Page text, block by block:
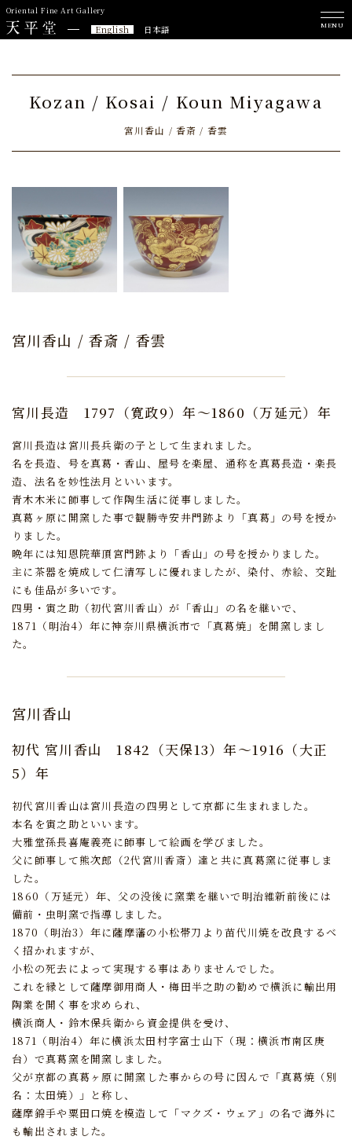
Oriental Fine Art Gallery
English 日本語 MENU
Kozan / Kosai / Koun Miyagawa
宮川香山 / 香斎 / 香雲
宮川香山 / 香斎 / 香雲
宮川長造 1797（寛政9）年～1860（万延元）年
宮川長造は宮川長兵衛の子として生まれました。
名を長造、号を真葛・香山、屋号を楽屋、通称を真葛長造・楽長
造、法名を妙性法月といいます。
青木木米に師事して作陶生活に従事しました。
真葛ヶ原に開窯した事で観勝寺安井門跡より「真葛」の号を授か
りました。
晩年には知恩院華頂宮門跡より「香山」の号を授かりました。
主に茶器を焼成して仁清写しに優れましたが、染付、赤絵、交趾
にも佳品が多いです。
四男・寅之助（初代宮川香山）が「香山」の名を継いで、
1871（明治4）年に神奈川県横浜市で「真葛焼」を開窯しまし
た。
宮川香山
初代 宮川香山1842（天保13）年～1916（大正
5）年
初代宮川香山は宮川長造の四男として京都に生まれました。
本名を寅之助といいます。
大雅堂孫長喜庵義亮に師事して絵画を学びました。
父に師事して熊次郎（2代宮川香斎）達と共に真葛窯に従事しま
した。
1860（万延元）年、父の没後に窯業を継いで明治維新前後には
備前・虫明窯で指導しました。
1870（明治3）年に薩摩藩の小松帯刀より苗代川焼を改良するべ
く招かれますが、
小松の死去によって実現する事はありませんでした。
これを縁として薩摩御用商人・梅田半之助の勧めで横浜に輸出用
陶業を開く事を求められ、
横浜商人・鈴木保兵衛から資金提供を受け、
1871（明治4）年に横浜太田村字富士山下（現：横浜市南区庚
台）で真葛窯を開窯しました。
父が京都の真葛ヶ原に開窯した事からの号に因んで「真葛焼（別
名：太田焼）」と称し、
薩摩錦手や粟田口焼を模造して「マクズ・ウェア」の名で海外に
も輸出されました。